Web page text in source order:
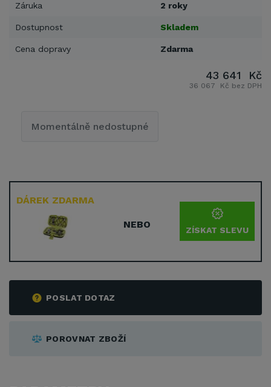
Záruka 2 roky
Dostupnost Skladem
Cena dopravy Zdarma
POSLAT DOTAZ
POROVNAT ZBOŽÍ
DÁREK ZDARMA
NEBO ZÍSKAT SLEVU
43 641 Kč
36 067 Kč bez DPH
Momentálně nedostupné